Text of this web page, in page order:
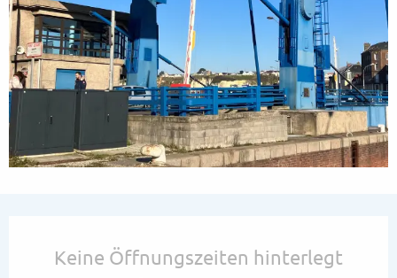
Keine Öffnungszeiten hinterlegt